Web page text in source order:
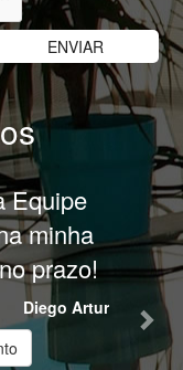
Equipe
minha
prazo!
Diego Artur